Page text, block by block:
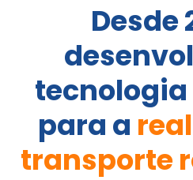
Desde
para a
transporte